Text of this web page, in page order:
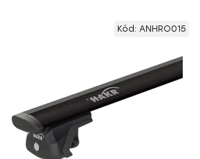
Kód: ANHRO015